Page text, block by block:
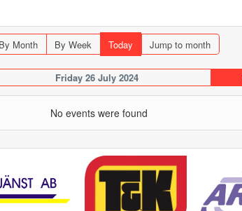
By Month By Week Today Jump to month
Friday 26 July 2024
No events were found